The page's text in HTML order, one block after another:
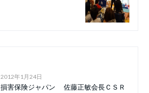
2012年1月24日
損害保険ジャパン 佐藤正敏会長ＣＳＲ